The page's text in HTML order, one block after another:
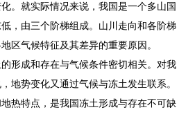
。就实际情况来说，我国是一个多山国
，由三个阶梯组成。山川走向和各阶梯
区气候特征及其差异的重要原因。
形成和存在与气候条件密切相关。对我
地势变化又通过气候与冻土发生联系。
热特点，是我国冻土形成与存在不可缺